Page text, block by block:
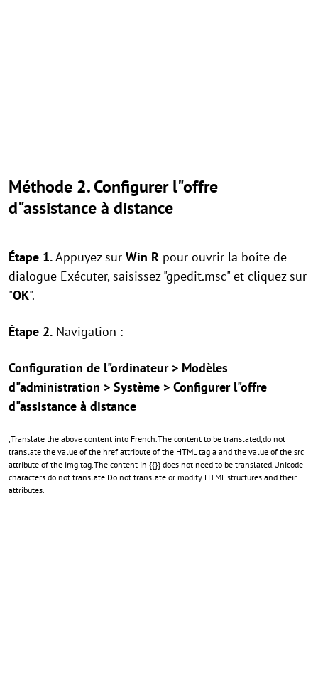
Méthode 2. Configurer l"offre
d"assistance à distance
Étape 1.Appuyez sur Win R pour ouvrir la boîte de
dialogue Exécuter, saisissez "gpedit.msc" et cliquez sur
"OK".
Étape 2. Navigation :
Configuration de l"ordinateur > Modèles
d"administration > Système > Configurer l"offre
d"assistance à distance
,Translate the above content into French.The content to be translated,do not
translate the value of the href attribute of the HTML tag a and the value of the src
attribute of the img tag.The content in {{}} does not need to be translated.Unicode
characters do not translate.Do not translate or modify HTML structures and their
attributes.